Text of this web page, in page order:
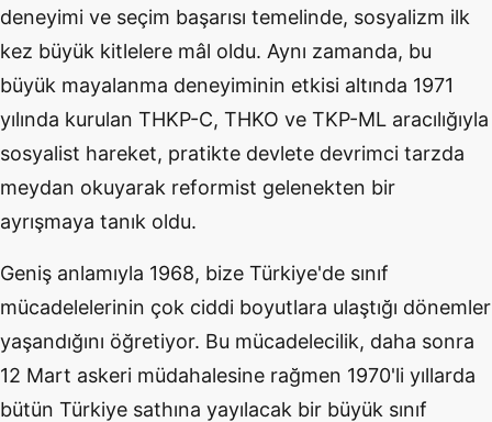
deneyimi ve seçim başarısı temelinde, sosyalizm ilk
kez büyük kitlelere mâl oldu. Aynı zamanda, bu
büyük mayalanma deneyiminin etkisi altında 1971
yılında kurulan THKP-C, THKO ve TKP-ML aracılığıyla
sosyalist hareket, pratikte devlete devrimci tarzda
meydan okuyarak reformist gelenekten bir
ayrışmaya tanık oldu.
Geniş anlamıyla 1968, bize Türkiye'de sınıf
mücadelelerinin çok ciddi boyutlara ulaştığı dönemler
yaşandığını öğretiyor. Bu mücadelecilik, daha sonra
12 Mart askeri müdahalesine rağmen 1970'li yıllarda
bütün Türkiye sathına yayılacak bir büyük sınıf